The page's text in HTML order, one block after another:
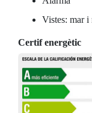
Vistes: mar i
Certif energètic